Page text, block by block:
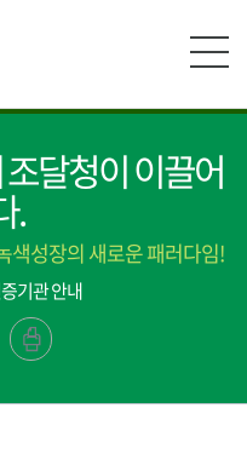
달청이 이끌어
.
색성장의 새로운 패러다임!
기관 안내